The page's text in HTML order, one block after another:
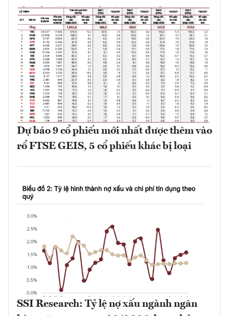
Dự báo 9 cổ phiếu mới nhất được thêm vào
rổ FTSE GEIS, 5 cổ phiếu khác bị loại
SSI Research: Tỷ lệ nợ xấu ngành ngân